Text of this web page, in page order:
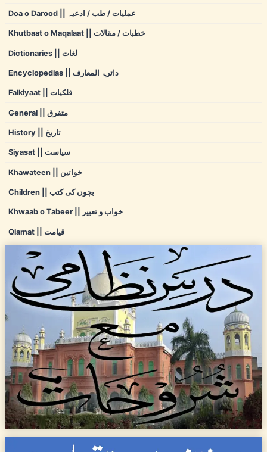
Doa o Darood || عملیات / طب / ادعیہ
Khutbaat o Maqalaat || خطبات / مقالات
Dictionaries || لغات
Encyclopedias || دائرۃ المعارف
Falkiyaat || فلکیات
General || متفرق
History || تاریخ
Siyasat || سیاست
Khawateen || خواتین
Children || بچوں کی کتب
Khwaab o Tabeer || خواب و تعبیر
Qiamat || قیامت